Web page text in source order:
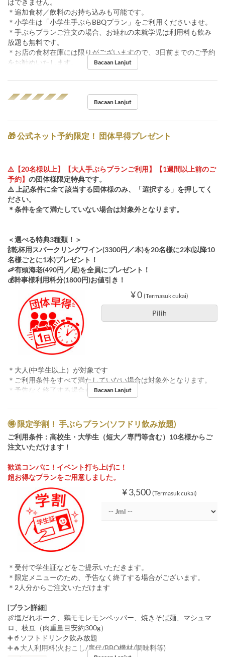
はできません。
＊追加食材／飲料のお持ち込みも可能です。
＊小学生は「小学生手ぶらBBQプラン」をご利用くださいませ。
＊手ぶらプランご注文の場合、お連れの未就学児は利用料も飲み
放題も無料です。
＊お店の食材在庫には限りがございますので、3日前までのご予約
をお勧めいたします。
Bacaan Lanjut
◢◤◢◤◢◤◢◤◢◤
Bacaan Lanjut
🎁 公式ネット予約限定！ 団体早得プレゼント
⚠️【20名様以上】【大人手ぶらプランご利用】【1週間以上前のご
予約】 の団体様限定特典です。
⚠️ 上記条件に全て該当する団体様のみ、「選択する」を押してく
ださい。
＊条件を全て満たしていない場合は対象外となります。
＜選べる特典3種類！＞
🍾乾杯用スパークリングワイン(3300円／本)を20名様に2本(以降10
名様ごとに1本)プレゼント！
🦐有頭海老(490円／尾)を全員にプレゼント！
💰幹事様利用料分(1800円)お値引き！
¥ 0 (Termasuk cukai)
Pilih
＊大人(中学生以上）が対象です
＊ご利用条件をすべて満たしていない場合は対象外となります。
＊予告なく終了する場合がございます。
Bacaan Lanjut
🉐 限定学割！ 手ぶらプラン(ソフドリ飲み放題)
ご利用条件：高校生・大学生（短大／専門等含む）10名様からご
注文いただけます！
歓送コンパに！イベント打ち上げに！
超お得なプランをご用意しました。
¥ 3,500 (Termasuk cukai)
＊受付で学生証などをご提示いただきます。
＊限定メニューのため、予告なく終了する場合がございます。
＊2人分からご注文いただけます
[プラン詳細]
🍖塩だれポーク、鶏モモレモンペッパー、焼きそば麺、マシュマ
ロ、枝豆（肉重量目安約300g）
➕🥤ソフトドリンク飲み放題
➕🔥大人利用料(火おこし/席代/BBQ機材/調味料等)